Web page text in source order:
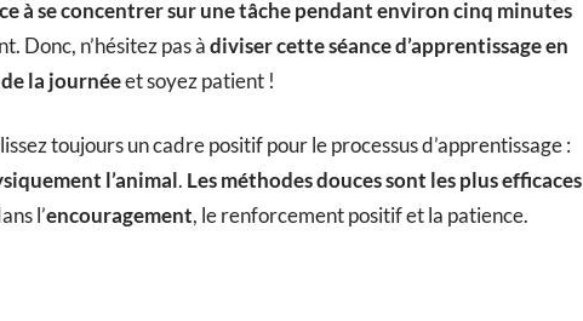
à se concentrer sur une tâche pendant environ cinq minutes
Donc, n’hésitez pas àdiviser cette séance d’apprentissage en
la journéeet soyez patient !
toujours un cadre positif pour le processus d’apprentissage :
l’animal. Les méthodes douces sont les plus efficaces
l’encouragement, le renforcement positif et la patience.